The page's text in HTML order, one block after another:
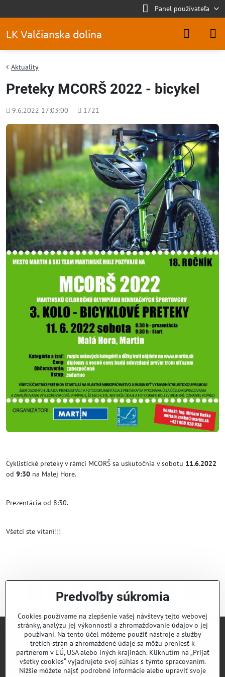
Panel používateľa
LK Valčianska dolina
Aktuality
Preteky MCORŠ 2022 - bicykel
Pridané
9.6.2022 17:03:00
Počet
1721
Cyklistické preteky v rámci MCORŠ sa uskutočnia v sobotu 11.6.2022
od 9:30 na Malej Hore.
Prezentácia od 8:30.
Všetci ste vítaní!!!
FacebookTwitterBlueskyPinterestReddit LinkedInWhatsApp
Lyžiarsky klub Valčianska dolina
Športový klub Valčianska dolina
Predvoľby súkromia
Cookies používame na zlepšenie vašej návštevy tejto webovej
stránky, analýzu jej výkonnosti a zhromažďovanie údajov o jej
používaní. Na tento účel môžeme použiť nástroje a služby
tretích strán a zhromaždené údaje sa môžu preniesť k
partnerom v EÚ, USA alebo iných krajinách. Kliknutím na „Prijať
všetky cookies“ vyjadrujete svoj súhlas s týmto spracovaním.
Nižšie môžete nájsť podrobné informácie alebo upraviť svoje